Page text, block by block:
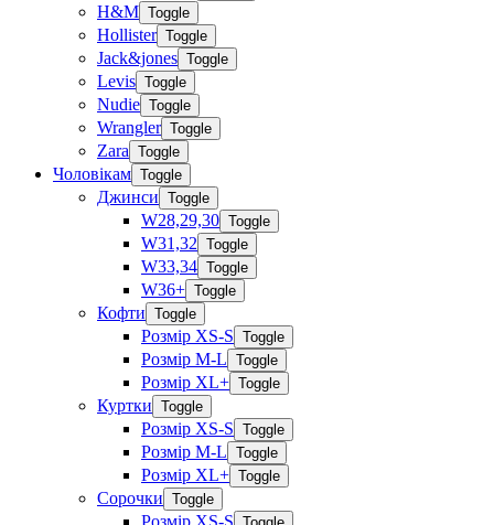
H&M Toggle
Hollister Toggle
Jack&jones Toggle
Levis Toggle
Nudie Toggle
Wrangler Toggle
Zara Toggle
Чоловікам Toggle
Джинси Toggle
W28,29,30 Toggle
W31,32 Toggle
W33,34 Toggle
W36+ Toggle
Кофти Toggle
Розмір XS-S Toggle
Розмір M-L Toggle
Розмір XL+ Toggle
Куртки Toggle
Розмір XS-S Toggle
Розмір M-L Toggle
Розмір XL+ Toggle
Сорочки Toggle
Розмір XS-S